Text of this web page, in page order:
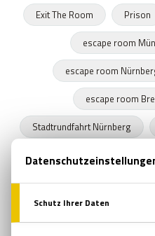
Exit The Room
Prison
escape room
escape room
escape room
Stadtrundfahrt Nürnberg
Stadtrundfahrt München
Frühling
Programme